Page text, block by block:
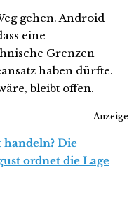
gehen. Android
eine
Grenzen
haben dürfte.
bleibt offen.
Anzeige
Die
ordnet die Lage